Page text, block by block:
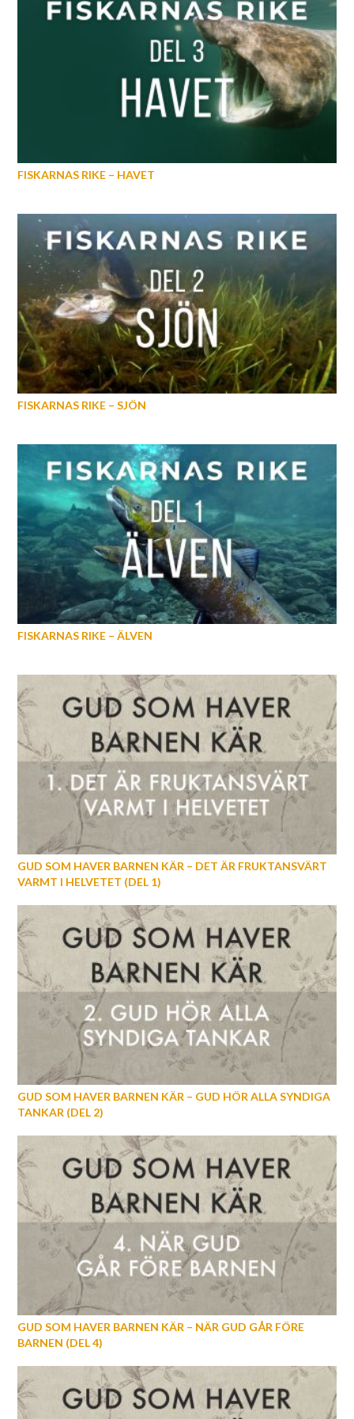
FISKARNAS RIKE – HAVET
FISKARNAS RIKE – SJÖN
FISKARNAS RIKE – ÄLVEN
GUD SOM HAVER BARNEN KÄR – DET ÄR FRUKTANSVÄRT
VARMT I HELVETET (DEL 1)
GUD SOM HAVER BARNEN KÄR – GUD HÖR ALLA SYNDIGA
TANKAR (DEL 2)
GUD SOM HAVER BARNEN KÄR – NÄR GUD GÅR FÖRE
BARNEN (DEL 4)